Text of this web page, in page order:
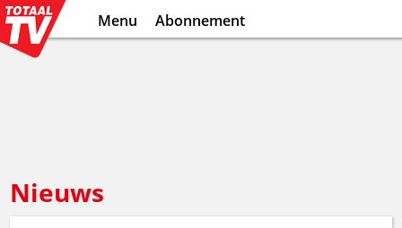
Menu Abonnement
Nieuws